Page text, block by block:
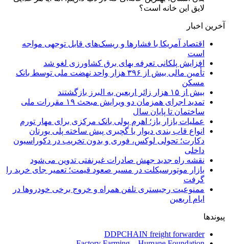
لایق این خانه است؟
آخرین اخبار
اقتصاد آمریکا با فشارها و ریسک‌های قابل توجهی مواجه
است
افزایش پلکانی تعرفه بهای برق کشاورزی لغو شد
تأمین مالی بیش از ۳۹۶ هزار واحد نهضت ملی توسط بانک
مسکن
بیش از ۱۵ هزار زائر اربعین به البرز بازگشتند
تمدید اجرای همزمان دو ویرایش مبحث ۱۹ مقررات ملی
ساختمان تا پایان سال
عملیات بازار باز؛ اهرم پولی بانک مرکزی برای مهار تورم
انواع قاب بندی دیوار با گچبری پیش ساخته پلی یورتان
دکارت؛ تحولی لوکس، فوری و بدون تخریب در دکوراسیون
داخلی
نقشه راه جدید جهش صادرات غیرنفتی تدوین می‌شود
بازار موتورسیکلت در مسیر صعود قیمت؛ تعمیر جای خرید را
گرفت
ممنوعیت رجیستری تلفن همراه و خروج برخی خودروها در
ایام اربعین
پیوندها
DDPCHAIN freight forwarder